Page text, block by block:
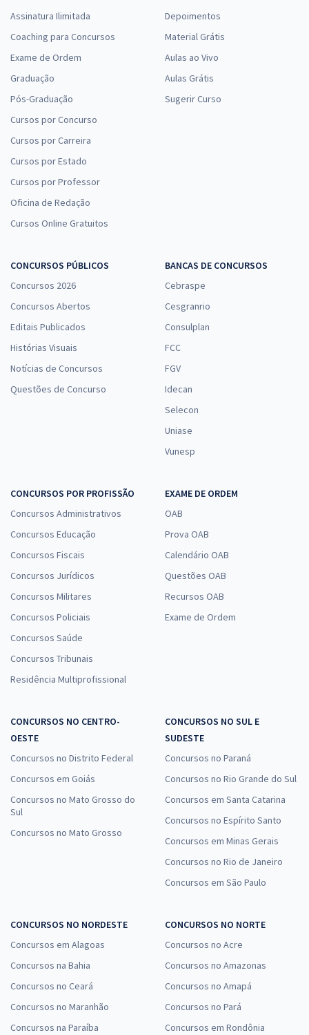
Assinatura Ilimitada
Coaching para Concursos
Exame de Ordem
Graduação
Pós-Graduação
Cursos por Concurso
Cursos por Carreira
Cursos por Estado
Cursos por Professor
Oficina de Redação
Cursos Online Gratuitos
Depoimentos
Material Grátis
Aulas ao Vivo
Aulas Grátis
Sugerir Curso
CONCURSOS PÚBLICOS
Concursos 2026
Concursos Abertos
Editais Publicados
Histórias Visuais
Notícias de Concursos
Questões de Concurso
BANCAS DE CONCURSOS
Cebraspe
Cesgranrio
Consulplan
FCC
FGV
Idecan
Selecon
Uniase
Vunesp
CONCURSOS POR PROFISSÃO
Concursos Administrativos
Concursos Educação
Concursos Fiscais
Concursos Jurídicos
Concursos Militares
Concursos Policiais
Concursos Saúde
Concursos Tribunais
Residência Multiprofissional
EXAME DE ORDEM
OAB
Prova OAB
Calendário OAB
Questões OAB
Recursos OAB
Exame de Ordem
CONCURSOS NO CENTRO-
OESTE
Concursos no Distrito Federal
Concursos em Goiás
Concursos no Mato Grosso do
Sul
Concursos no Mato Grosso
CONCURSOS NO SUL E
SUDESTE
Concursos no Paraná
Concursos no Rio Grande do Sul
Concursos em Santa Catarina
Concursos no Espírito Santo
Concursos em Minas Gerais
Concursos no Rio de Janeiro
Concursos em São Paulo
CONCURSOS NO NORDESTE
Concursos em Alagoas
Concursos na Bahia
Concursos no Ceará
Concursos no Maranhão
Concursos na Paraíba
CONCURSOS NO NORTE
Concursos no Acre
Concursos no Amazonas
Concursos no Amapá
Concursos no Pará
Concursos em Rondônia